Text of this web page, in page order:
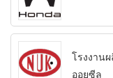
โรงงาน
ออยซีล